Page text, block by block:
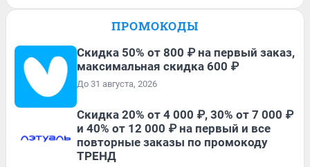
ПРОМОКОДЫ
Скидка 50% от 800 ₽ на первый заказ,
максимальная скидка 600 ₽
До 31 августа, 2026
Скидка 20% от 4 000 ₽, 30% от 7 000 ₽
и 40% от 12 000 ₽ на первый и все
повторные заказы по промокоду
ТРЕНД